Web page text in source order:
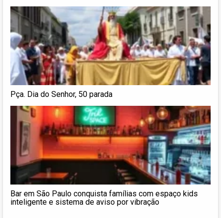
Pça. Dia do Senhor, 50 parada
Bar em São Paulo conquista famílias com espaço kids
inteligente e sistema de aviso por vibração